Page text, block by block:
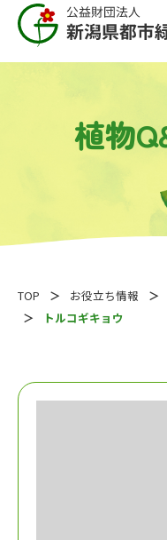
植物
TOP お役立ち情報
トルコギキョウ